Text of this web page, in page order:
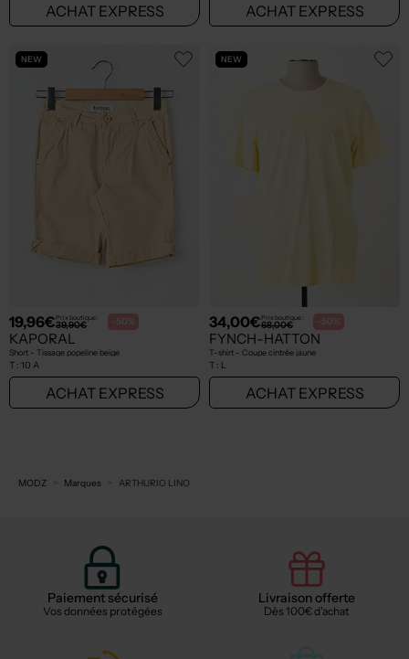
ACHAT EXPRESS ACHAT EXPRESS
NEW
19,96€Prix boutique :
39,90€ -50%
KAPORAL
Short - Tissage popeline beige
T : 10 A
ACHAT EXPRESS
NEW
34,00€Prix boutique :
68,00€ -50%
FYNCH-HATTON
T-shirt - Coupe cintrée jaune
T : L
ACHAT EXPRESS
MODZ Marques ARTHURIO LINO
Paiement sécurisé
Vos données protégées
Livraison offerte
Dès 100€ d'achat